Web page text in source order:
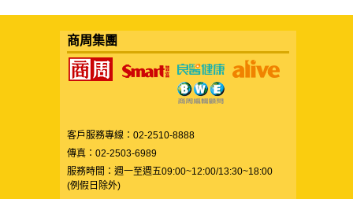
商周集團
客戶服務專線：02-2510-8888
傳真：02-2503-6989
服務時間：週一至週五09:00~12:00/13:30~18:00
(例假日除外)